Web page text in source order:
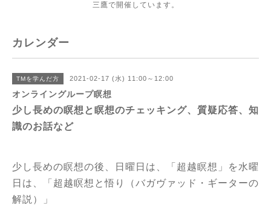
三鷹で開催しています。
カレンダー
TMを学んだ方 2021-02-17 (水) 11:00～12:00
オンライングループ瞑想
少し長めの瞑想と瞑想のチェッキング、質疑応答、知
識のお話など
少し長めの瞑想の後、 日曜日は、「超越瞑想」を 水曜
日は、「超越瞑想と悟り（バガヴァッド・ギーターの
解説）」